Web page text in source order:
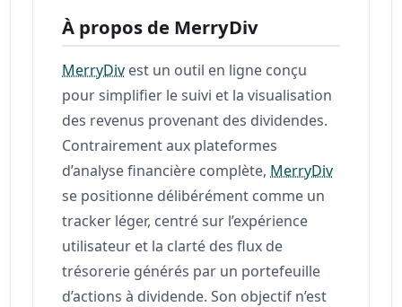
À propos de MerryDiv
MerryDiv est un outil en ligne conçu
pour simplifier le suivi et la visualisation
des revenus provenant des dividendes.
Contrairement aux plateformes
d’analyse financière complète, MerryDiv
se positionne délibérément comme un
tracker léger, centré sur l’expérience
utilisateur et la clarté des flux de
trésorerie générés par un portefeuille
d’actions à dividende. Son objectif n’est